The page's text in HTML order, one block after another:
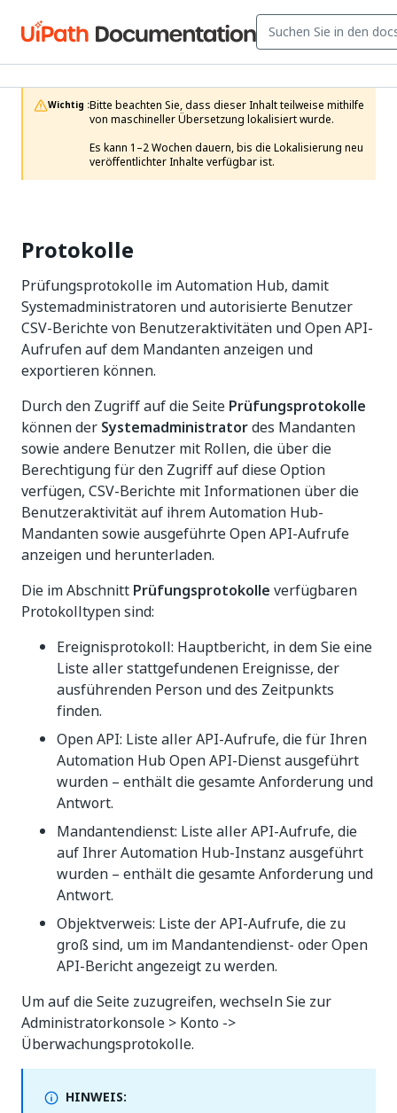
Wichtig :Bitte beachten Sie, dass dieser Inhalt teilweise mithilfe
von maschineller Übersetzung lokalisiert wurde.
Es kann 1–2 Wochen dauern, bis die Lokalisierung neu
veröffentlichter Inhalte verfügbar ist.
Protokolle
Prüfungsprotokolle im Automation Hub, damit
Systemadministratoren und autorisierte Benutzer
CSV-Berichte von Benutzeraktivitäten und Open API-
Aufrufen auf dem Mandanten anzeigen und
exportieren können.
Durch den Zugriff auf die Seite Prüfungsprotokolle
können der Systemadministratordes Mandanten
sowie andere Benutzer mit Rollen, die über die
Berechtigung für den Zugriff auf diese Option
verfügen, CSV-Berichte mit Informationen über die
Benutzeraktivität auf ihrem Automation Hub-
Mandanten sowie ausgeführte Open API-Aufrufe
anzeigen und herunterladen.
Die im Abschnitt Prüfungsprotokolle verfügbaren
Protokolltypen sind:
Ereignisprotokoll: Hauptbericht, in dem Sie eine
Liste aller stattgefundenen Ereignisse, der
ausführenden Person und des Zeitpunkts
finden.
Open API: Liste aller API-Aufrufe, die für Ihren
Automation Hub Open API-Dienst ausgeführt
wurden – enthält die gesamte Anforderung und
Antwort.
Mandantendienst: Liste aller API-Aufrufe, die
auf Ihrer Automation Hub-Instanz ausgeführt
wurden – enthält die gesamte Anforderung und
Antwort.
Objektverweis: Liste der API-Aufrufe, die zu
groß sind, um im Mandantendienst- oder Open
API-Bericht angezeigt zu werden.
Um auf die Seite zuzugreifen, wechseln Sie zur
Administratorkonsole > Konto ->
Überwachungsprotokolle.
HINWEIS: